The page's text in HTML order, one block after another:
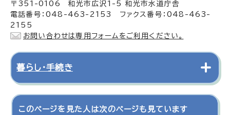
〒351-0106 和光市広沢1-5 和光市水道庁舎
電話番号：048-463-2153 ファクス番号：048-463-
2155
お問い合わせは専用フォームをご利用ください。
暮らし・手続き
このページを見た人は次のページも見ています